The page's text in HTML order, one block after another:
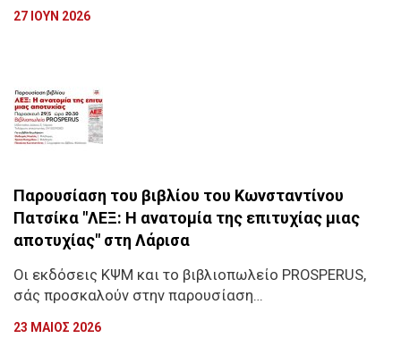
27 ΙΟΥΝ 2026
Παρουσίαση του βιβλίου του Κωνσταντίνου
Πατσίκα "ΛΕΞ: Η ανατομία της επιτυχίας μιας
αποτυχίας" στη Λάρισα
Οι εκδόσεις ΚΨΜ και το βιβλιοπωλείο PROSPERUS,
σάς προσκαλούν στην παρουσίαση…
23 ΜΑΙΟΣ 2026